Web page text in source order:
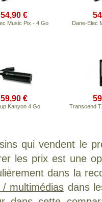
54,90 €
Music Pix - 4 Go Dane-Elec
59,90 €
Kanyon 4 Go Transcend
qui vendent le
les prix est une
dans la
multimédias dans